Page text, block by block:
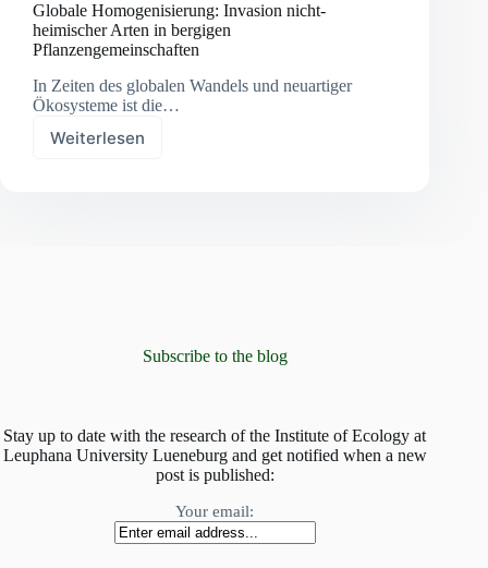
Globale Homogenisierung: Invasion nicht-
heimischer Arten in bergigen
Pflanzengemeinschaften
In Zeiten des globalen Wandels und neuartiger
Ökosysteme ist die…
Weiterlesen
Globale
Subscribe to the blog
Stay up to date with the research of the Institute of Ecology at
Leuphana University Lueneburg and get notified when a new
post is published:
Your email: